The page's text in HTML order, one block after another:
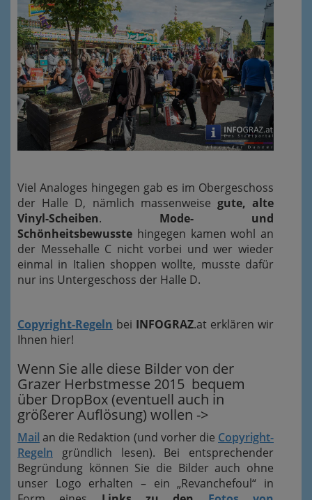
Viel Analoges hingegen gab es im Obergeschoss
der Halle D, nämlich massenweise gute, alte
Vinyl-Scheiben. Mode- und
Schönheitsbewusste hingegen kamen wohl an
der Messehalle C nicht vorbei und wer wieder
einmal in Italien shoppen wollte, musste dafür
nur ins Untergeschoss der Halle D.
Copyright-Regeln bei INFOGRAZ.at erklären wir
Ihnen hier!
Wenn Sie alle diese Bilder von der
Grazer Herbstmesse 2015 bequem
über DropBox (eventuell auch in
größerer Auflösung) wollen ->
Mail an die Redaktion (und vorher die Copyright-
Regeln gründlich lesen). Bei entsprechender
Begründung können Sie die Bilder auch ohne
unser Logo erhalten – ein „Revanchefoul“ in